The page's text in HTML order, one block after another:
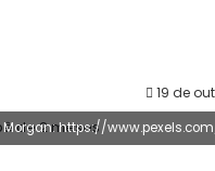
19 de
Morgan: https://